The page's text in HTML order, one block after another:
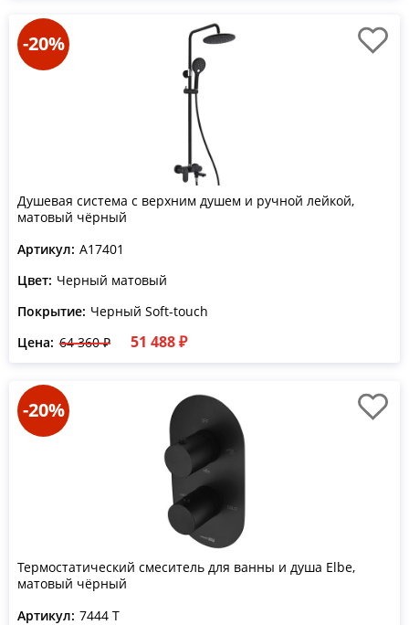
-20%
Душевая система с верхним душем и ручной лейкой,
матовый чёрный
Артикул: A17401
Цвет: Черный матовый
Покрытие: Черный Soft-touch
Цена: 64 360 ₽ 51 488 ₽
-20%
Термостатический смеситель для ванны и душа Elbe,
матовый чёрный
Артикул: 7444 T